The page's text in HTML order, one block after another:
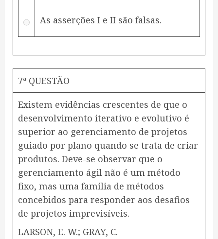
As asserções I e II são falsas.
7ª QUESTÃO
Existem evidências crescentes de que o
desenvolvimento iterativo e evolutivo é
superior ao gerenciamento de projetos
guiado por plano quando se trata de criar
produtos. Deve-se observar que o
gerenciamento ágil não é um método
fixo, mas uma família de métodos
concebidos para responder aos desafios
de projetos imprevisíveis.
LARSON, E. W.; GRAY, C.